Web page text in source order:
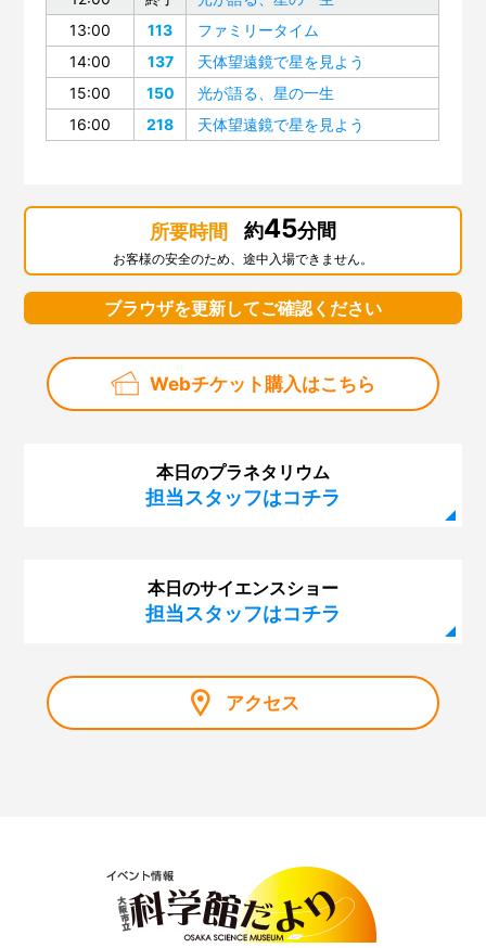
13:00
113
ファミリータイム
14:00
137
天体望遠鏡で星を見よう
15:00
150
光が語る、星の一生
16:00
218 天体望遠鏡で星を見よう
所要時間 約45分間
お客様の安全のため、途中入場できません。
ブラウザを更新してご確認ください
Webチケット購入はこちら
本日のプラネタリウム
担当スタッフはコチラ
本日のサイエンスショー
担当スタッフはコチラ
アクセス